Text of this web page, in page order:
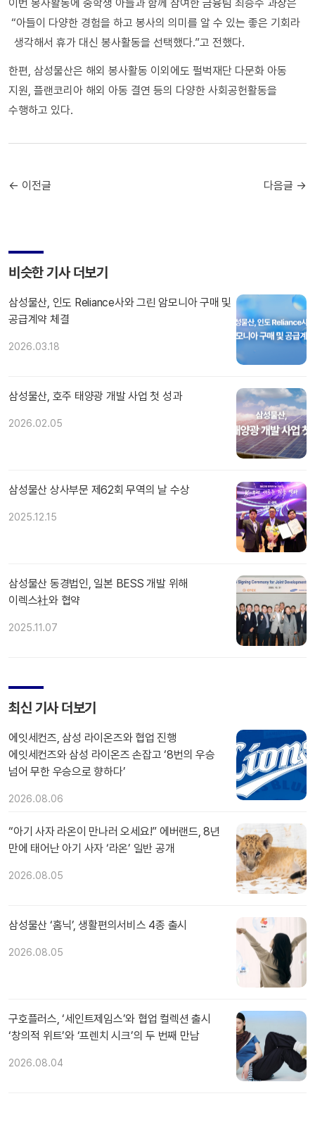
이번 봉사활동에 중학생 아들과 함께 참여한 금융팀 최승수 과장은
“아들이 다양한 경험을 하고 봉사의 의미를 알 수 있는 좋은 기회라
생각해서 휴가 대신 봉사활동을 선택했다.”고 전했다.
한편, 삼성물산은 해외 봉사활동 이외에도 펄벅재단 다문화 아동
지원, 플랜코리아 해외 아동 결연 등의 다양한 사회공헌활동을
수행하고 있다.
← 이전글 다음글 →
비슷한 기사 더보기
삼성물산, 인도 Reliance사와 그린 암모니아 구매 및
공급계약 체결
2026.03.18
삼성물산, 호주 태양광 개발 사업 첫 성과
2026.02.05
삼성물산 상사부문 제62회 무역의 날 수상
2025.12.15
삼성물산 동경법인, 일본 BESS 개발 위해
이렉스社와 협약
2025.11.07
최신 기사 더보기
에잇세컨즈, 삼성 라이온즈와 협업 진행
에잇세컨즈와 삼성 라이온즈 손잡고 ‘8번의 우승
넘어 무한 우승으로 향하다’
2026.08.06
“아기 사자 라온이 만나러 오세요!” 에버랜드, 8년
만에 태어난 아기 사자 ‘라온’ 일반 공개
2026.08.05
삼성물산 ‘홈닉’, 생활편의서비스 4종 출시
2026.08.05
구호플러스, ‘세인트제임스’와 협업 컬렉션 출시
‘창의적 위트’와 ‘프렌치 시크’의 두 번째 만남
2026.08.04